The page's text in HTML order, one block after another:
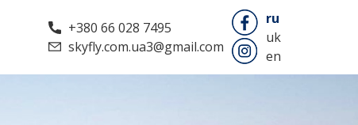
+380 66 028 7495
skyfly.com.ua3@gmail.com
ru
uk
en